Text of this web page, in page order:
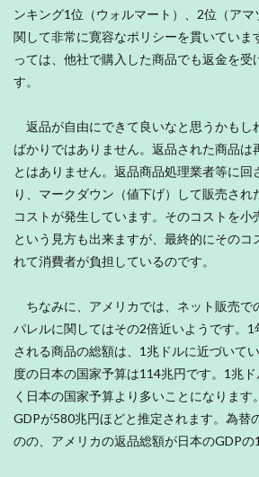
ンキング1位（ウォルマート）、2位（ア
関して非常に寛容なポリシーを貫いていま
っては、他社で購入した商品でも返金を受
す。
返品が自由にできて良いなと思うかもし
ばかりではありません。返品された商品は
とはありません。返品商品処理業者等に回
り、マークダウン（値下げ）して販売され
コストが発生しています。そのコストを小
という見方も出来ますが、最終的にそのコ
れて消費者が負担しているのです。
ちなみに、アメリカでは、ネット販売で
パレルに関してはその2倍近いようです。
される商品の総額は、1兆ドルに近づいて
度の日本の国家予算は114兆円です。1兆
く日本の国家予算より多いことになりま
GDPが580兆円ほどと推定されます。為替
のの、アメリカの返品総額が日本のGDPの